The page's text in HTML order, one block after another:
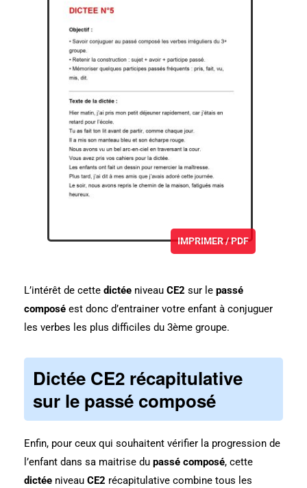
IMPRIMER / PDF
L’intérêt de cette dictée niveau CE2 sur le passé
composé est donc d’entrainer votre enfant à conjuguer
les verbes les plus difficiles du 3ème groupe.
Dictée CE2 récapitulative
sur le passé composé
Enfin, pour ceux qui souhaitent vérifier la progression de
l’enfant dans sa maitrise du passé composé, cette
dictée niveau CE2 récapitulative combine tous les